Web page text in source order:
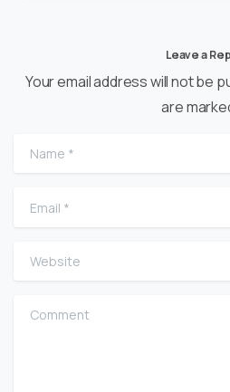
Leave a
Your email address will not be
are
Name
Email
Website
Comment